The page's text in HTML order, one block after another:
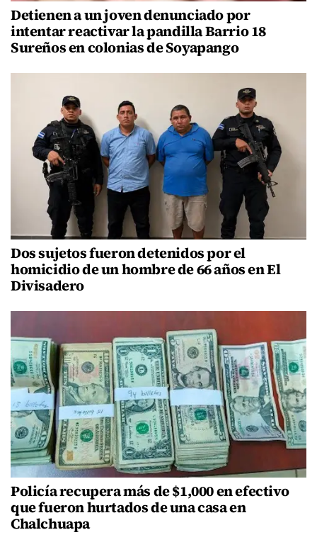
Detienen a un joven denunciado por
intentar reactivar la pandilla Barrio 18
Sureños en colonias de Soyapango
Dos sujetos fueron detenidos por el
homicidio de un hombre de 66 años en El
Divisadero
Policía recupera más de $1,000 en efectivo
que fueron hurtados de una casa en
Chalchuapa